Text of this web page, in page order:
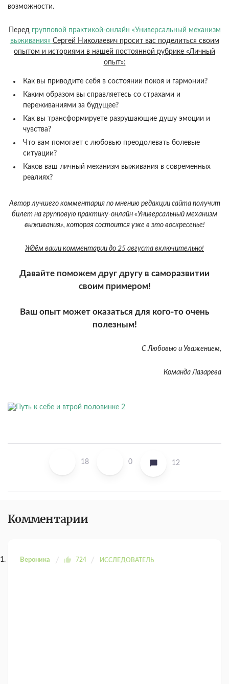
возможности.
Перед групповой практикой-онлайн «Универсальный механизм
выживания» Сергей Николаевич просит вас поделиться своим
опытом и историями в нашей постоянной рубрике «Личный
опыт»:
Как вы приводите себя в состоянии покоя и гармонии?
Каким образом вы справляетесь со страхами и
переживаниями за будущее?
Как вы трансформируете разрушающие душу эмоции и
чувства?
Что вам помогает с любовью преодолевать болевые
ситуации?
Каков ваш личный механизм выживания в современных
реалиях?
Автор лучшего комментария по мнению редакции сайта получит
билет на групповую практику-онлайн «Универсальный механизм
выживания», которая состоится уже в это воскресенье!
Ждём ваши комментарии до 25 августа включительно!
Давайте поможем друг другу в саморазвитии
своим примером!
Ваш опыт может оказаться для кого-то очень
полезным!
С Любовью и Уважением,
Команда Лазарева
18 0 12
Комментарии
Вероника 724 ИССЛЕДОВАТЕЛЬ